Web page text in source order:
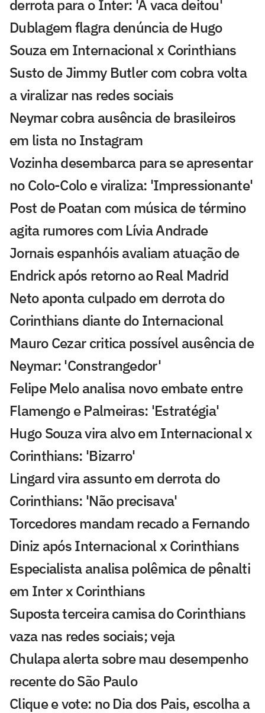
derrota para o Inter: 'A vaca deitou'
Dublagem flagra denúncia de Hugo
Souza em Internacional x Corinthians
Susto de Jimmy Butler com cobra volta
a viralizar nas redes sociais
Neymar cobra ausência de brasileiros
em lista no Instagram
Vozinha desembarca para se apresentar
no Colo-Colo e viraliza: 'Impressionante'
Post de Poatan com música de término
agita rumores com Lívia Andrade
Jornais espanhóis avaliam atuação de
Endrick após retorno ao Real Madrid
Neto aponta culpado em derrota do
Corinthians diante do Internacional
Mauro Cezar critica possível ausência de
Neymar: 'Constrangedor'
Felipe Melo analisa novo embate entre
Flamengo e Palmeiras: 'Estratégia'
Hugo Souza vira alvo em Internacional x
Corinthians: 'Bizarro'
Lingard vira assunto em derrota do
Corinthians: 'Não precisava'
Torcedores mandam recado a Fernando
Diniz após Internacional x Corinthians
Especialista analisa polêmica de pênalti
em Inter x Corinthians
Suposta terceira camisa do Corinthians
vaza nas redes sociais; veja
Chulapa alerta sobre mau desempenho
recente do São Paulo
Clique e vote: no Dia dos Pais, escolha a